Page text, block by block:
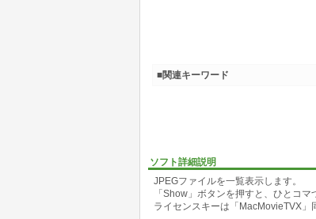
ソフト詳細説明
JPEGファイルを一覧表示します。
「Show」ボタンを押すと、ひとコマ
ライセンスキーは「MacMovieTVX」
■関連キーワード